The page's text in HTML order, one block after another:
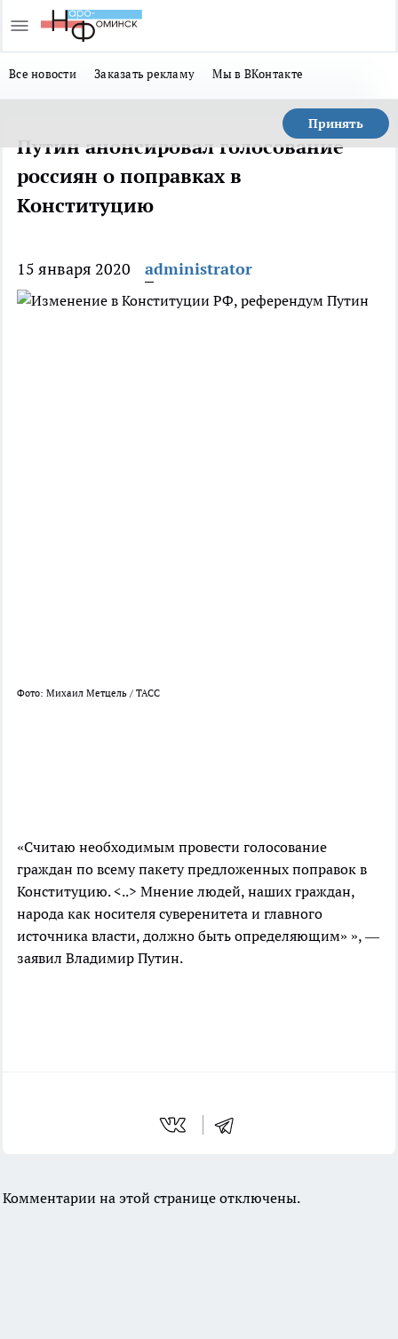
Все новости Заказать рекламу Мы в ВКонтакте
Принять
Путин анонсировал голосование
россиян о поправках в
Конституцию
15 января 2020 administrator
Фото: Михаил Метцель / ТАСС
«Считаю необходимым провести голосование
граждан по всему пакету предложенных поправок в
Конституцию. <..> Мнение людей, наших граждан,
народа как носителя суверенитета и главного
источника власти, должно быть определяющим» », —
заявил Владимир Путин.
Комментарии на этой странице отключены.